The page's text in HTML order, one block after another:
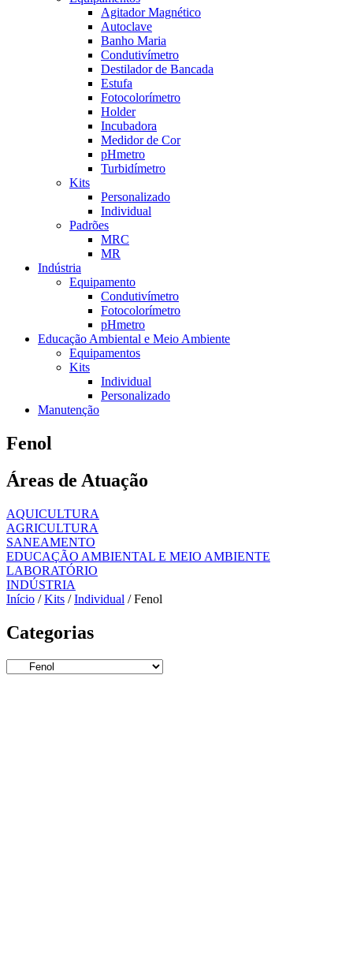
Agitador Magnético
Autoclave
Banho Maria
Condutivímetro
Destilador de Bancada
Estufa
Fotocolorímetro
Holder
Incubadora
Medidor de Cor
pHmetro
Turbidímetro
Kits
Personalizado
Individual
Padrões
MRC
MR
Indústria
Equipamento
Condutivímetro
Fotocolorímetro
pHmetro
Educação Ambiental e Meio Ambiente
Equipamentos
Kits
Individual
Personalizado
Manutenção
Fenol
Áreas de Atuação
AQUICULTURA
AGRICULTURA
SANEAMENTO
EDUCAÇÃO AMBIENTAL E MEIO AMBIENTE
LABORATÓRIO
INDÚSTRIA
Início /Kits /Individual / Fenol
Categorias